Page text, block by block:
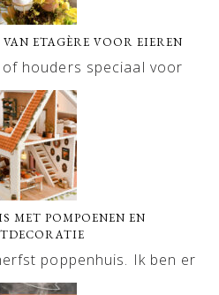
ETAGÈRE VOOR EIEREN
houders speciaal voor
MET POMPOENEN EN
poppenhuis. Ik ben er